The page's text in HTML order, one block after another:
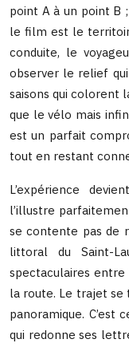
point A à un point B
le film est le
conduite, le
observer le relief
saisons qui colorent
que le vélo mais
est un parfait
tout en restant
L’expérience
l’illustre
se contente pas de
littoral du Saint-
spectaculaires entre
la route. Le trajet se
panoramique. C’est
qui redonne ses